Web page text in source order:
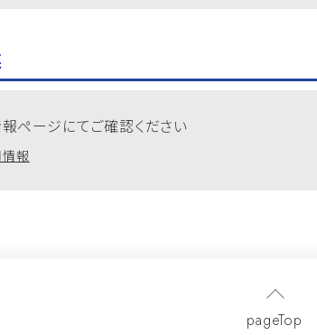
ページにてご確認ください
報
pageTop